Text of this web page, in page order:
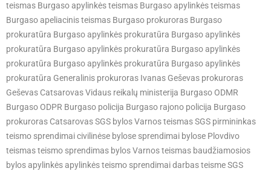
teismas Burgaso apylinkės teismas Burgaso apylinkės teismas
Burgaso apeliacinis teismas Burgaso prokuroras Burgaso
prokuratūra Burgaso apylinkės prokuratūra Burgaso apylinkės
prokuratūra Burgaso apylinkės prokuratūra Burgaso apylinkės
prokuratūra Burgaso apylinkės prokuratūra Burgaso apylinkės
prokuratūra Generalinis prokuroras Ivanas Geševas prokuroras
Geševas Catsarovas Vidaus reikalų ministerija Burgaso ODMR
Burgaso ODPR Burgaso policija Burgaso rajono policija Burgaso
prokuroras Catsarovas SGS bylos Varnos teismas SGS pirmininkas
teismo sprendimai civilinėse bylose sprendimai bylose Plovdivo
teismas teismo sprendimas bylos Varnos teismas baudžiamosios
bylos apylinkės apylinkės teismo sprendimai darbas teisme SGS